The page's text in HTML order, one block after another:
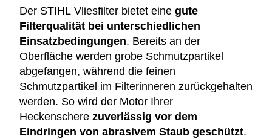
Der STIHL Vliesfilter bietet eine gute
Filterqualität bei unterschiedlichen
Einsatzbedingungen. Bereits an der
Oberfläche werden grobe Schmutzpartikel
abgefangen, während die feinen
Schmutzpartikel im Filterinneren zurückgehalten
werden. So wird der Motor Ihrer
Heckenschere zuverlässig vor dem
Eindringen von abrasivem Staub geschützt.